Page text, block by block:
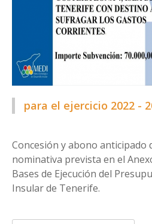
para el ejercicio 2022 -
Concesión y abono anticipado
nominativa prevista en el
Bases de Ejecución del
Insular de Tenerife.